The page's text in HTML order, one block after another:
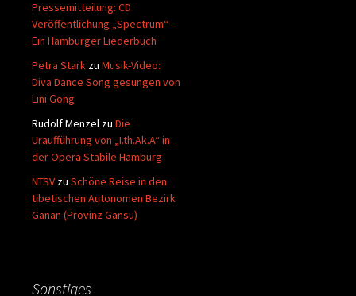
Pressemitteilung: CD
Veröffentlichung „Spectrum“ –
Ein Hamburger Liederbuch
Petra Stark zu Musik-Video:
Diva Dance Song gesungen von
Lini Gong
Rudolf Menzel zu Die
Uraufführung von „I.th.Ak.A“ in
der Opera Stabile Hamburg
NTSV zu Schöne Reise in den
tibetischen Autonomen Bezirk
Ganan (Provinz Gansu)
Sonstiges